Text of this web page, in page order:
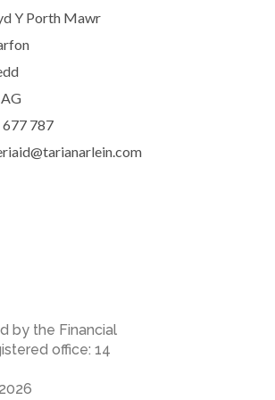
Y Porth Mawr
787
by the Financial
office: 14